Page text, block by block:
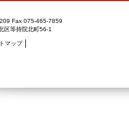
Fax 075-465-7859
区等持院北町56-1
マップ